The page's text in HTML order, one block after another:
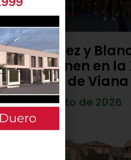
Diego Díez y
se imponen en la
Popular de Viana
4 de agosto de 2026